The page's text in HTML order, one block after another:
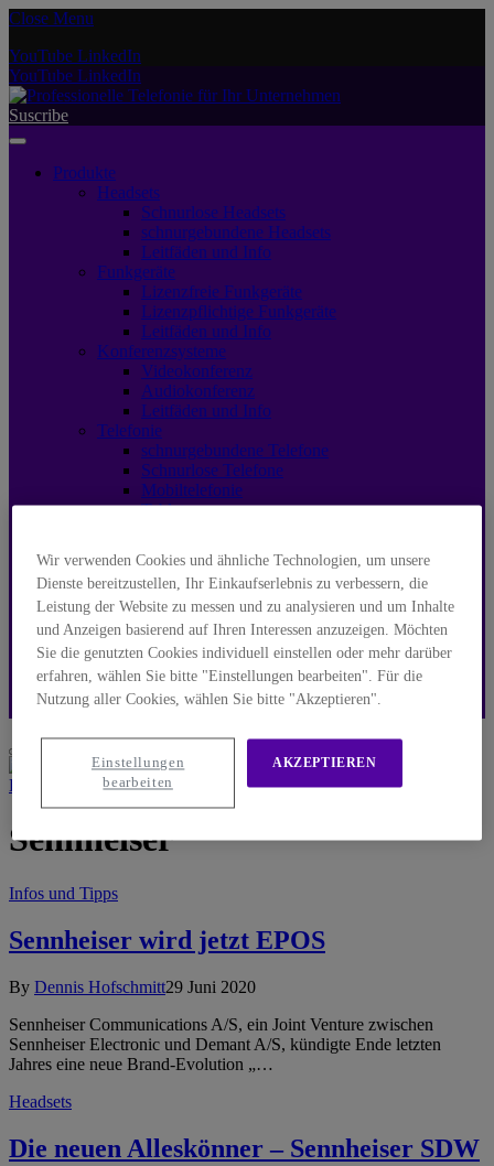
Close Menu
YouTube LinkedIn
YouTube LinkedIn
Suscribe
Produkte
Headsets
Schnurlose Headsets
schnurgebundene Headsets
Leitfäden und Info
Funkgeräte
Lizenzfreie Funkgeräte
Lizenzpflichtige Funkgeräte
Leitfäden und Info
Konferenzsysteme
Videokonferenz
Audiokonferenz
Leitfäden und Info
Telefonie
schnurgebundene Telefone
Schnurlose Telefone
Mobiltelefonie
Tablets
Elektronik
Sicherheitslösungen
Leitfäden und Info
Übersichten
Infos und Tipps
Vergleiche
Neuigkeiten
Was Sie wissen sollten
Home Posts Tagged "Sennheiser"
Sennheiser
Infos und Tipps
Sennheiser wird jetzt EPOS
By Dennis Hofschmitt29 Juni 2020
Sennheiser Communications A/S, ein Joint Venture zwischen
Sennheiser Electronic und Demant A/S, kündigte Ende letzten
Jahres eine neue Brand-Evolution „…
Headsets
Die neuen Alleskönner – Sennheiser SDW
Wir verwenden Cookies und ähnliche Technologien, um unsere
Dienste bereitzustellen, Ihr Einkaufserlebnis zu verbessern, die
Leistung der Website zu messen und zu analysieren und um Inhalte
und Anzeigen basierend auf Ihren Interessen anzuzeigen. Möchten
Sie die genutzten Cookies individuell einstellen oder mehr darüber
erfahren, wählen Sie bitte "Einstellungen bearbeiten". Für die
Nutzung aller Cookies, wählen Sie bitte "Akzeptieren".
AKZEPTIEREN
Einstellungen
bearbeiten